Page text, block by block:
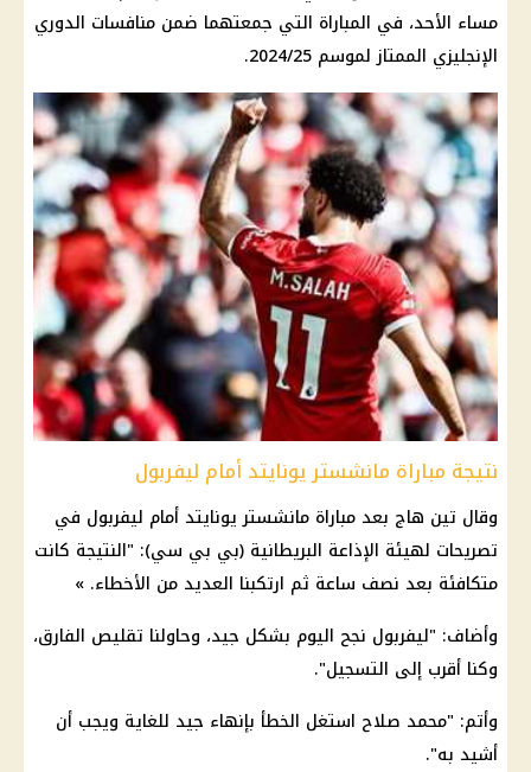
مساء الأحد، في المباراة التي جمعتهما ضمن منافسات الدوري
الإنجليزي الممتاز لموسم 2024/25.
نتيجة مباراة مانشستر يونايتد أمام ليفربول
وقال تين هاج بعد مباراة مانشستر يونايتد أمام ليفربول في
تصريحات لهيئة الإذاعة البريطانية (بي بي سي): "النتيجة كانت
متكافئة بعد نصف ساعة ثم ارتكبنا العديد من الأخطاء. »
وأضاف: "ليفربول نجح اليوم بشكل جيد، وحاولنا تقليص الفارق،
وكنا أقرب إلى التسجيل".
وأتم: "محمد صلاح استغل الخطأ بإنهاء جيد للغاية ويجب أن
أشيد به".